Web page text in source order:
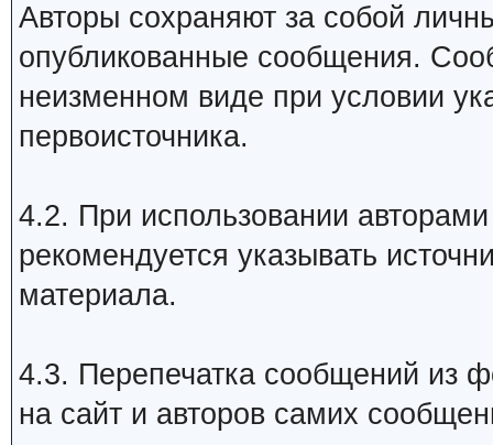
Авторы сохраняют за собой
опубликованные сообщения.
неизменном виде при условии
первоисточника.
4.2. При использовании
рекомендуется указывать
материала.
4.3. Перепечатка сообщений из
на сайт и авторов самих